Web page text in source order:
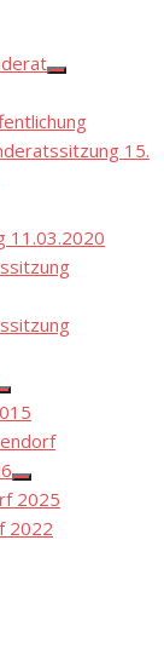
Show
menu
15.
11.03.2020
Show
sub
menu
Show
sub
menu
2025
2022